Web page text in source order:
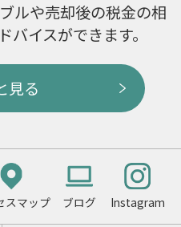
ルや売却後の税金の相
イスができます。
見る
スマップ ブログ Instagram